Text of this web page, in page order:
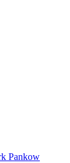
Pankow